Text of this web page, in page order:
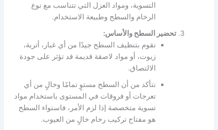
التسوية، ومواد العزل التي تتناسب مع نوع
الرخام والسطح وطبيعة الاستخدام.
تحضير السطح والأساس:
نقوم بتنظيف السطح جيدًا من أي غبار، أتربة،
زيوت، أو مواد لاصقة قديمة قد تؤثر على جودة
الالتصاق.
نتأكد من أن السطح مستوٍ تمامًا وخالٍ من أي
تعرجات أو فروقات في المستوى باستخدام مواد
تسوية متخصصة إذا لزم الأمر، فاستواء السطح
هو مفتاح تركيب رخام خالٍ من العيوب.